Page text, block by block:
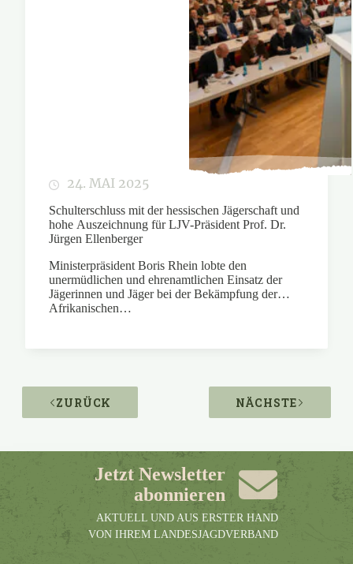
24. MAI 2025
Schulterschluss mit der hessischen Jägerschaft und
hohe Auszeichnung für LJV-Präsident Prof. Dr.
Jürgen Ellenberger
Ministerpräsident Boris Rhein lobte den
unermüdlichen und ehrenamtlichen Einsatz der
Jägerinnen und Jäger bei der Bekämpfung der
Afrikanischen…
ZURÜCK NÄCHSTE
Jetzt Newsletter
abonnieren
AKTUELL UND AUS ERSTER HAND
VON IHREM LANDESJAGDVERBAND